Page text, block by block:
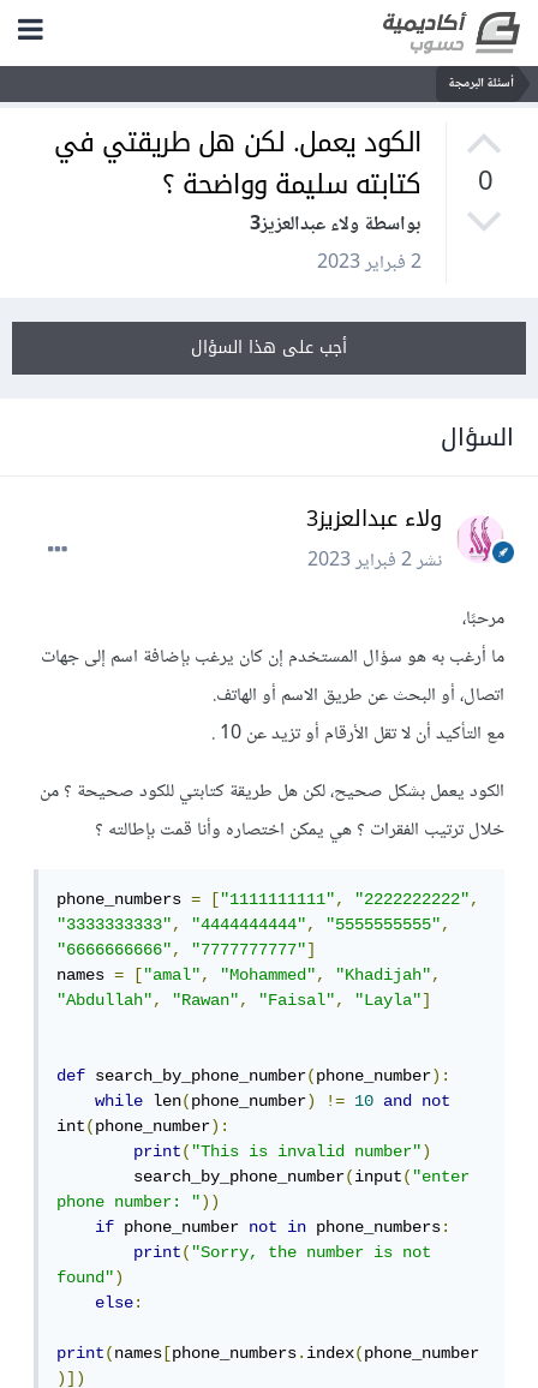
أسئلة البرمجة
0
الكود يعمل. لكن هل طريقتي في
كتابته سليمة وواضحة ؟
بواسطة ولاء عبدالعزيز3
2 فبراير 2023
أجب على هذا السؤال
السؤال
ولاء عبدالعزيز3
نشر2 فبراير 2023
مرحبًا،
ما أرغب به هو سؤال المستخدم إن كان يرغب بإضافة اسم إلى جهات
اتصال، أو البحث عن طريق الاسم أو الهاتف.
مع التأكيد أن لا تقل الأرقام أو تزيد عن 10 .
الكود يعمل بشكل صحيح، لكن هل طريقة كتابتي للكود صحيحة ؟ من
خلال ترتيب الفقرات ؟ هي يمكن اختصاره وأنا قمت بإطالته ؟
phone_numbers = ["1111111111", "2222222222",
"3333333333", "4444444444", "5555555555",
"6666666666", "7777777777"]
names = ["amal", "Mohammed", "Khadijah",
"Abdullah", "Rawan", "Faisal", "Layla"]
def search_by_phone_number(phone_number):
while len(phone_number) != 10 and
not
int(phone_number):
print("This is invalid number")
        search_by_phone_number
(input("enter
phone number: "))
if phone_number not in phone_numbers:
print("Sorry, the number is not
found")
else:
print(names [phone_numbers.index(phone_number
)])